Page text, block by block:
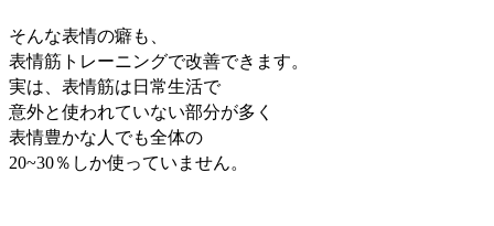
そんな表情の癖も、
表情筋トレーニングで改善できます。
実は、表情筋は日常生活で
意外と使われていない部分が多く
表情豊かな人でも全体の
20~30％しか使っていません。